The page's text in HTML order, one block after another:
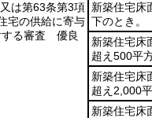
は第63条第3項
宅の供給に寄与
する審査 優良
新築住宅床
下のとき。
新築住宅床
超え500平
新築住宅床
超え2,000
新築住宅床